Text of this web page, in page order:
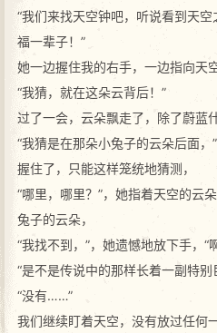
“我们来找天空钟吧，听说看到天
福一辈子！”
她一边握住我的右手，一边指向天空
“我猜，就在这朵云背后！”
过了一会，云朵飘走了，除了蔚蓝
“我猜是在那朵小兔子的云朵后面
握住了，只能这样笼统地猜测，
“哪里，哪里？”，她指着天空的云
兔子的云朵，
“我找不到，”，她遗憾地放下手，
“是不是传说中的那样长着一副特
“没有……”
我们继续盯着天空，没有放过任何